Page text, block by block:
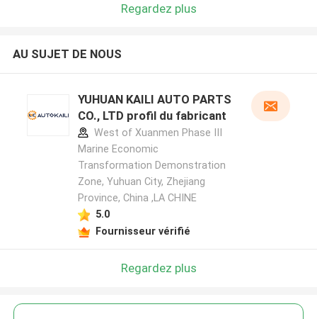
Regardez plus
AU SUJET DE NOUS
YUHUAN KAILI AUTO PARTS
CO., LTD profil du fabricant
West of Xuanmen Phase III
Marine Economic
Transformation Demonstration
Zone, Yuhuan City, Zhejiang
Province, China ,LA CHINE
5.0
Fournisseur vérifié
Regardez plus